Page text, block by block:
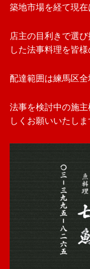
築地市場を経て現在
店主の目利きで選
した法事料理を皆
配達範囲は練馬区全
法事を検討中の施
しくお願いいたしま